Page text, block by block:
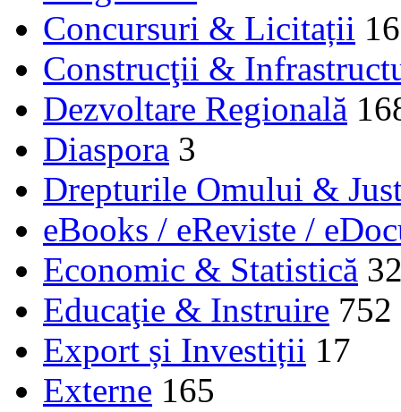
Concursuri & Licitații 16
Construcţii &
Dezvoltare Regională
Diaspora 3
Drepturile Omului &
eBooks / eReviste /
Economic & Statistică
Educaţie & Instruire 752
Export și Investiții 17
Externe 165